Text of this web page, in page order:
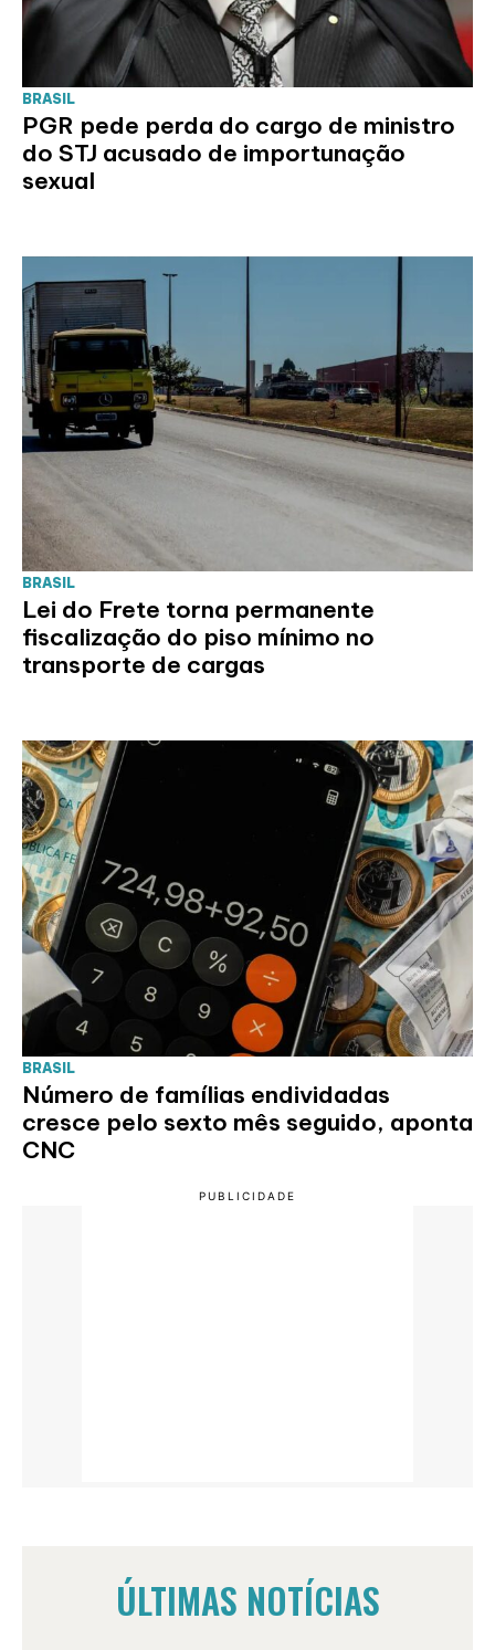
BRASIL
PGR pede perda do cargo de ministro
do STJ acusado de importunação
sexual
BRASIL
Lei do Frete torna permanente
fiscalização do piso mínimo no
transporte de cargas
BRASIL
Número de famílias endividadas
cresce pelo sexto mês seguido, aponta
CNC
ÚLTIMAS NOTÍCIAS